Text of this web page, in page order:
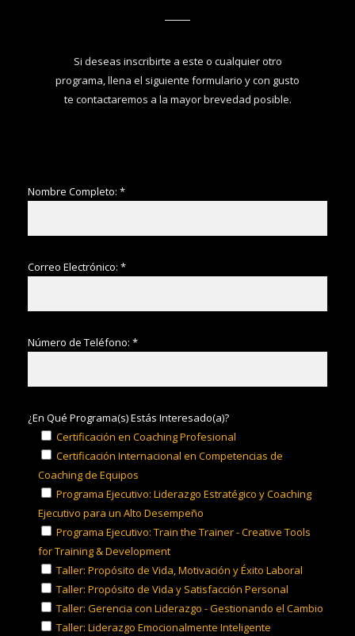
Si deseas inscribirte a este o cualquier otro
programa, llena el siguiente formulario y con gusto
te contactaremos a la mayor brevedad posible.
Nombre Completo: *
Correo Electrónico: *
Número de Teléfono: *
¿En Qué Programa(s) Estás Interesado(a)?
Certificación en Coaching Profesional
Certificación Internacional en Competencias de
Coaching de Equipos
Programa Ejecutivo: Liderazgo Estratégico y Coaching
Ejecutivo para un Alto Desempeño
Programa Ejecutivo: Train the Trainer - Creative Tools
for Training & Development
Taller: Propósito de Vida, Motivación y Éxito Laboral
Taller: Propósito de Vida y Satisfacción Personal
Taller: Gerencia con Liderazgo - Gestionando el Cambio
Taller: Liderazgo Emocionalmente Inteligente